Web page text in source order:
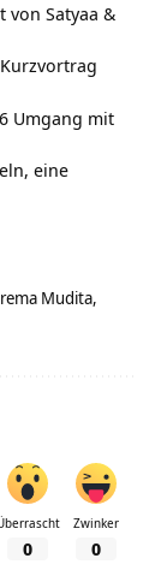
von Satyaa &
Umgang mit
eine
Mudita
0
Zwinker
0